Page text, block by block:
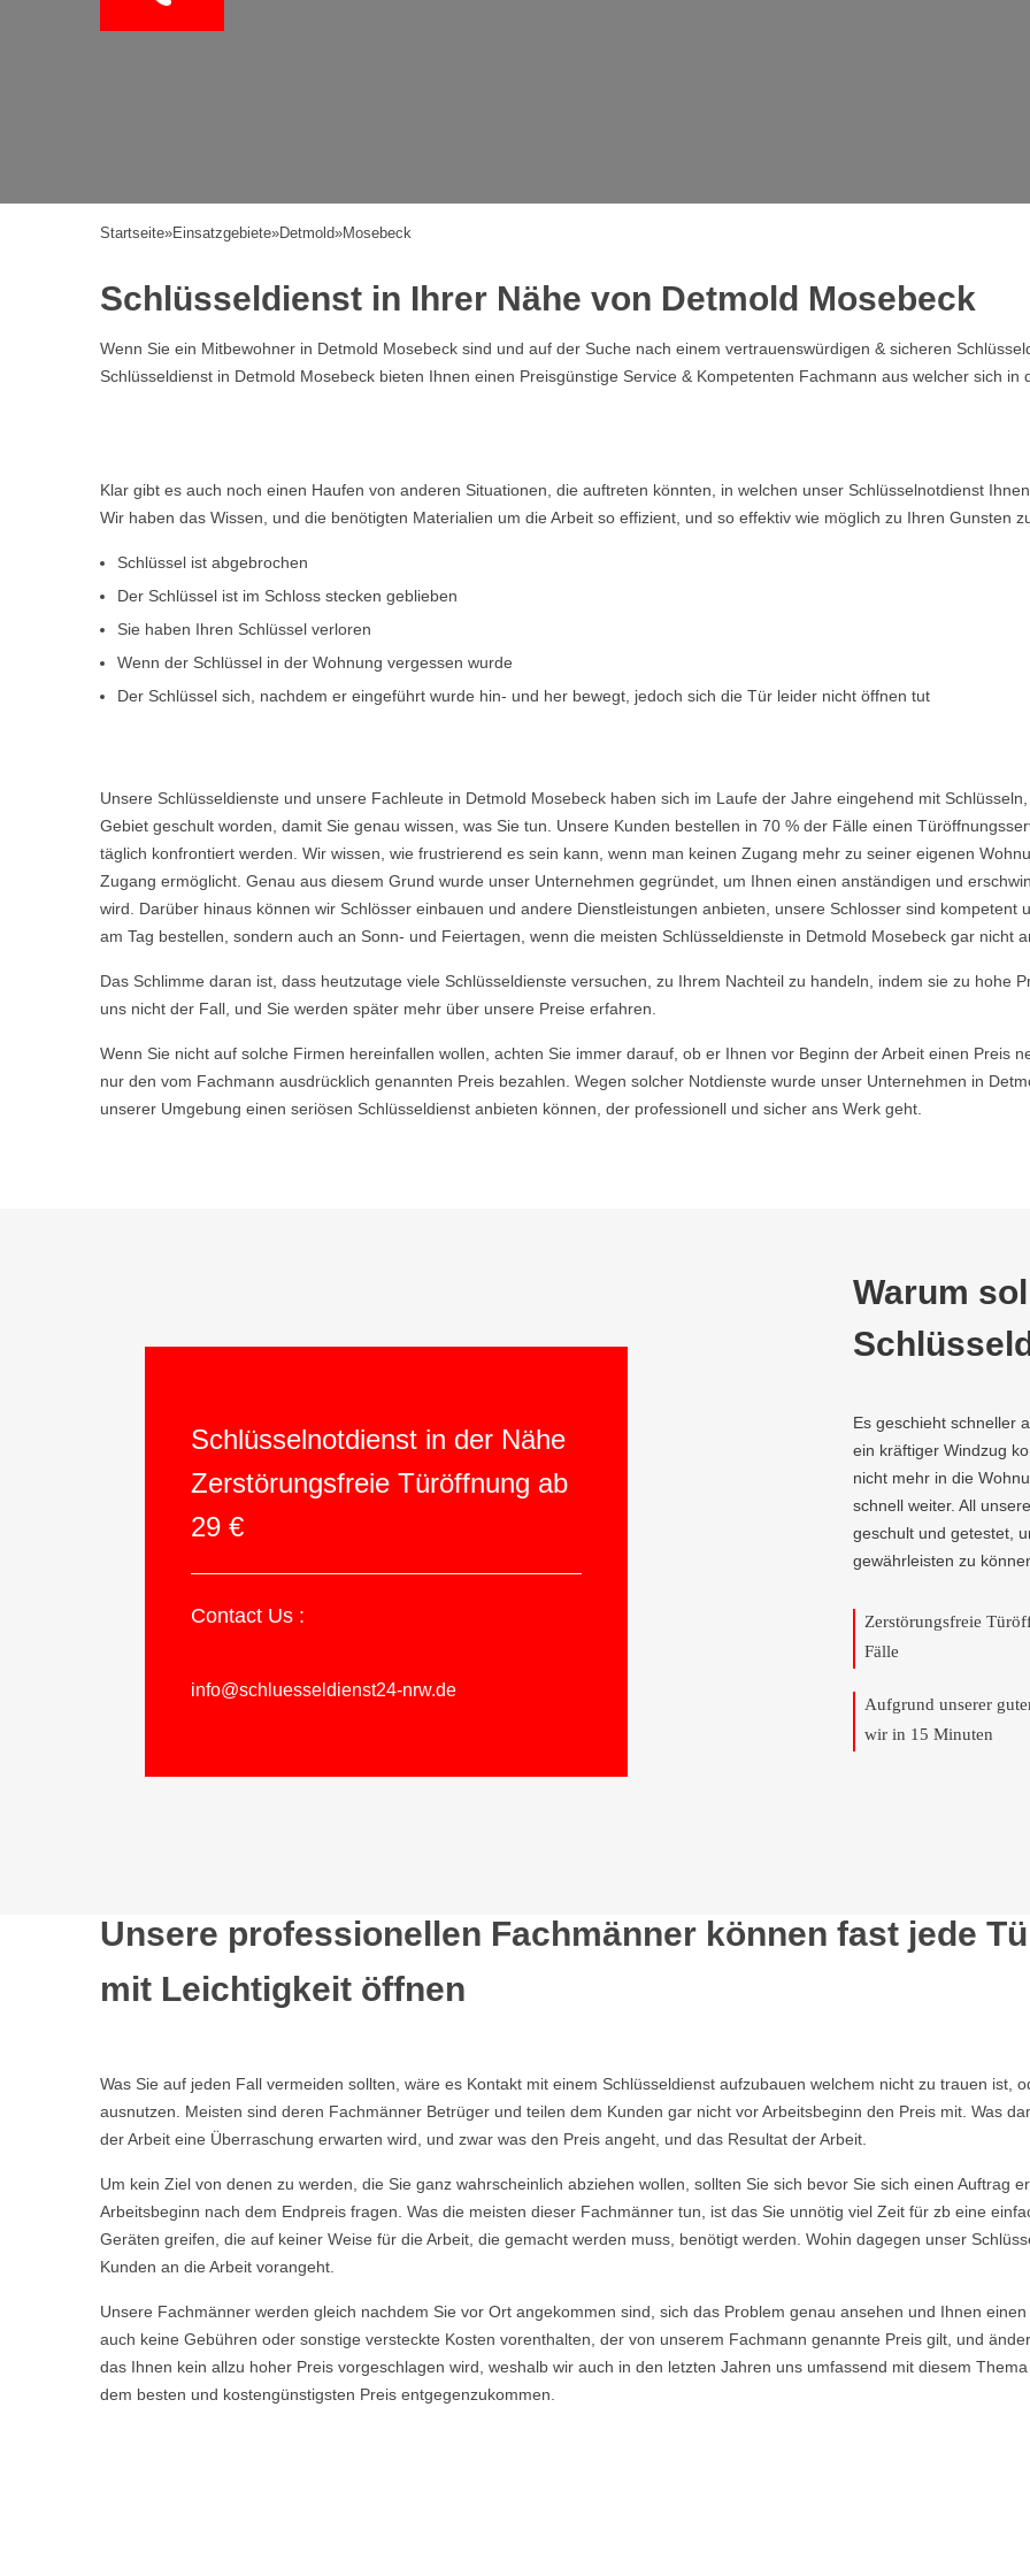
Startseite»Einsatzgebiete»Detmold»Mosebeck
Schlüsseldienst in Ihrer Nähe von Detmold Mosebeck
Wenn Sie ein Mitbewohner in Detmold Mosebeck sind und auf der Suche nach einem vertrauenswürdigen & sicheren
Schlüsseldienst in Detmold Mosebeck bieten Ihnen einen Preisgünstige Service & Kompetenten Fachmann aus welcher sich
Klar gibt es auch noch einen Haufen von anderen Situationen, die auftreten könnten, in welchen unser Schlüsselnotdienst
Wir haben das Wissen, und die benötigten Materialien um die Arbeit so effizient, und so effektiv wie möglich zu Ihren Gunsten
Schlüssel ist abgebrochen
Der Schlüssel ist im Schloss stecken geblieben
Sie haben Ihren Schlüssel verloren
Wenn der Schlüssel in der Wohnung vergessen wurde
Der Schlüssel sich, nachdem er eingeführt wurde hin- und her bewegt, jedoch sich die Tür leider nicht öffnen tut
Unsere Schlüsseldienste und unsere Fachleute in Detmold Mosebeck haben sich im Laufe der Jahre eingehend mit
Gebiet geschult worden, damit Sie genau wissen, was Sie tun. Unsere Kunden bestellen in 70 % der Fälle einen
täglich konfrontiert werden. Wir wissen, wie frustrierend es sein kann, wenn man keinen Zugang mehr zu seiner eigenen
Zugang ermöglicht. Genau aus diesem Grund wurde unser Unternehmen gegründet, um Ihnen einen anständigen und
wird. Darüber hinaus können wir Schlösser einbauen und andere Dienstleistungen anbieten, unsere Schlosser sind
am Tag bestellen, sondern auch an Sonn- und Feiertagen, wenn die meisten Schlüsseldienste in Detmold Mosebeck gar nicht
Das Schlimme daran ist, dass heutzutage viele Schlüsseldienste versuchen, zu Ihrem Nachteil zu handeln, indem sie zu hohe
uns nicht der Fall, und Sie werden später mehr über unsere Preise erfahren.
Wenn Sie nicht auf solche Firmen hereinfallen wollen, achten Sie immer darauf, ob er Ihnen vor Beginn der Arbeit einen Preis
nur den vom Fachmann ausdrücklich genannten Preis bezahlen. Wegen solcher Notdienste wurde unser Unternehmen in
unserer Umgebung einen seriösen Schlüsseldienst anbieten können, der professionell und sicher ans Werk geht.
Schlüsselnotdienst in der Nähe
Zerstörungsfreie Türöffnung ab
29 €
Contact Us :
info@schluesseldienst24-nrw.de
Warum
Es geschieht schneller
ein kräftiger Windzug
nicht mehr in die
schnell weiter. All
geschult und getestet,
gewährleisten zu
Zerstörungsfreie
Fälle
Aufgrund unserer
wir in 15 Minuten
Unsere professionellen Fachmänner können fast jede
mit Leichtigkeit öffnen
Was Sie auf jeden Fall vermeiden sollten, wäre es Kontakt mit einem Schlüsseldienst aufzubauen welchem nicht zu trauen ist,
ausnutzen. Meisten sind deren Fachmänner Betrüger und teilen dem Kunden gar nicht vor Arbeitsbeginn den Preis mit. Was
der Arbeit eine Überraschung erwarten wird, und zwar was den Preis angeht, und das Resultat der Arbeit.
Um kein Ziel von denen zu werden, die Sie ganz wahrscheinlich abziehen wollen, sollten Sie sich bevor Sie sich einen Auftrag
Arbeitsbeginn nach dem Endpreis fragen. Was die meisten dieser Fachmänner tun, ist das Sie unnötig viel Zeit für zb eine
Geräten greifen, die auf keiner Weise für die Arbeit, die gemacht werden muss, benötigt werden. Wohin dagegen unser
Kunden an die Arbeit vorangeht.
Unsere Fachmänner werden gleich nachdem Sie vor Ort angekommen sind, sich das Problem genau ansehen und Ihnen
auch keine Gebühren oder sonstige versteckte Kosten vorenthalten, der von unserem Fachmann genannte Preis gilt, und
das Ihnen kein allzu hoher Preis vorgeschlagen wird, weshalb wir auch in den letzten Jahren uns umfassend mit diesem
dem besten und kostengünstigsten Preis entgegenzukommen.